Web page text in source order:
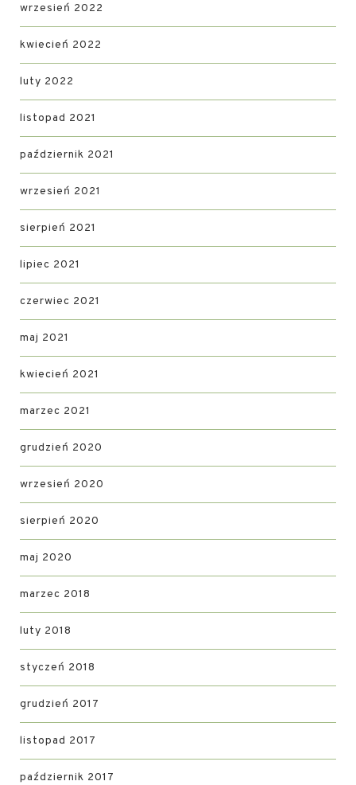
wrzesień 2022
kwiecień 2022
luty 2022
listopad 2021
październik 2021
wrzesień 2021
sierpień 2021
lipiec 2021
czerwiec 2021
maj 2021
kwiecień 2021
marzec 2021
grudzień 2020
wrzesień 2020
sierpień 2020
maj 2020
marzec 2018
luty 2018
styczeń 2018
grudzień 2017
listopad 2017
październik 2017